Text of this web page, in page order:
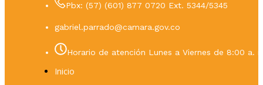
Pbx: (57) (601) 877 0720 Ext. 5344/5345
gabriel.parrado@camara.gov.co
Horario de atención Lunes a Viernes de 8:00 a.
Inicio